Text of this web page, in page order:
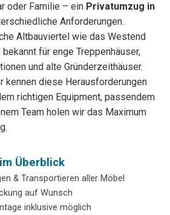
oder Familie – ein Privatumzug in
Anforderungen.
Altbauviertel wie das Westend
für enge Treppenhäuser,
und alte Gründerzeithäuser.
kennen diese Herausforderungen
richtigen Equipment, passendem
Team holen wir das Maximum
Überblick
& Transportieren aller Möbel
auf Wunsch
inklusive möglich